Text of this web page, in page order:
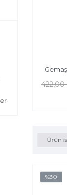
422,00
Ürün
%30